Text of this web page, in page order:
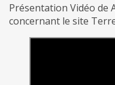
Présentation Vidéo de
concernant le site